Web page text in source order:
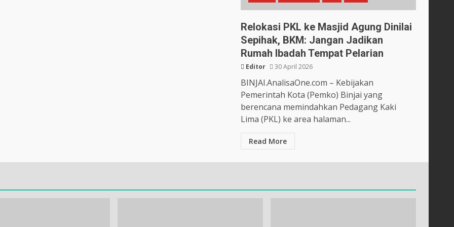
Relokasi PKL ke Masjid Agung Dinilai
Sepihak, BKM: Jangan Jadikan
Rumah Ibadah Tempat Pelarian
Editor 30 April 2026
BINJAI.AnalisaOne.com – Kebijakan
Pemerintah Kota (Pemko) Binjai yang
berencana memindahkan Pedagang Kaki
Lima (PKL) ke area halaman...
Read More